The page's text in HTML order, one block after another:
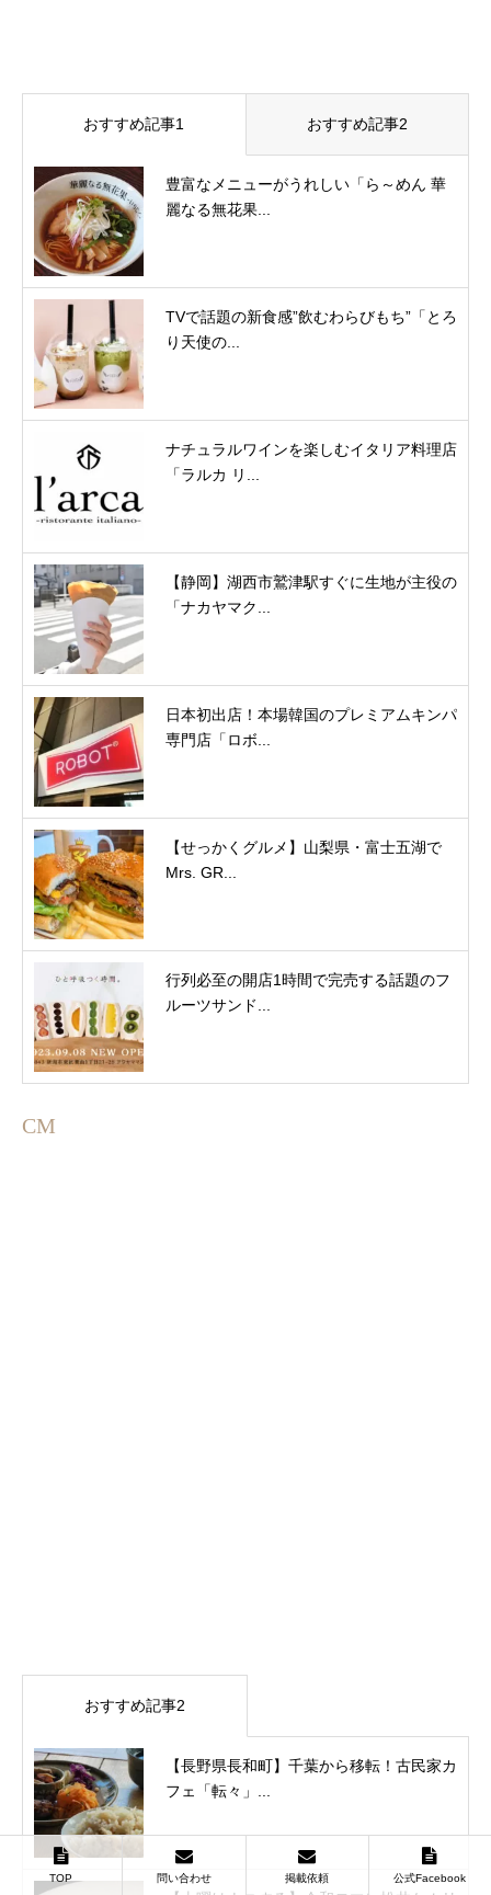
おすすめ記事1 おすすめ記事2
豊富なメニューがうれしい「ら～めん 華
麗なる無花果...
TVで話題の新食感”飲むわらびもち”「とろ
り天使の...
ナチュラルワインを楽しむイタリア料理店
「ラルカ リ...
【静岡】湖西市鷲津駅すぐに生地が主役の
「ナカヤマク...
日本初出店！本場韓国のプレミアムキンパ
専門店「ロボ...
【せっかくグルメ】山梨県・富士五湖で
Mrs. GR...
行列必至の開店1時間で完売する話題のフ
ルーツサンド...
CM
おすすめ記事2
【長野県長和町】千葉から移転！古民家カ
フェ「転々」...
TOP 問い合わせ 掲載依頼 公式Facebook